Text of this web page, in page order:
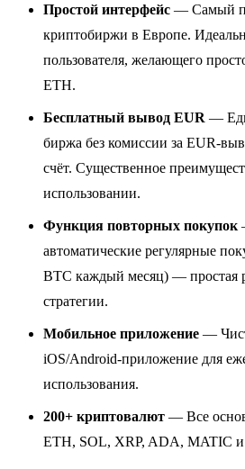
Простой интерфейс — Самый
криптобиржи в Европе.
пользователя, желающего
ETH.
Бесплатный вывод EUR —
биржа без комиссии за EUR-
счёт. Существенное
использовании.
Функция повторных покупок
автоматические регулярные
BTC каждый месяц) — простая
стратегии.
Мобильное приложение —
iOS/Android-приложение для
использования.
200+ криптовалют — Все
ETH, SOL, XRP, ADA, MATIC и